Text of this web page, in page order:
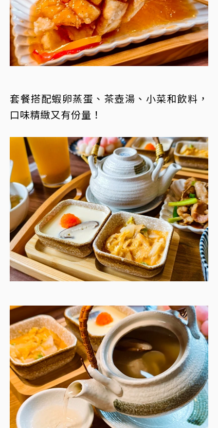
套餐搭配蝦卵蒸蛋、茶壺湯、小菜和飲料，
口味精緻又有份量！